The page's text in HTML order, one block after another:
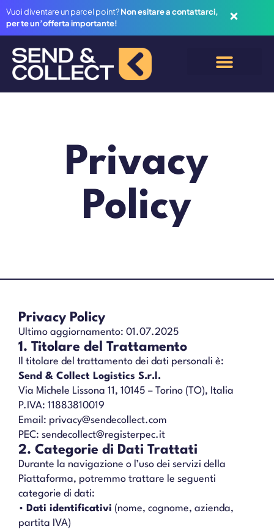
Vuoi diventare un parcel point?Non esitare a contattarci,
per te un’offerta importante!
Privacy
Policy
Privacy Policy
Ultimo aggiornamento: 01.07.2025
1. Titolare del Trattamento
Il titolare del trattamento dei dati personali è:
Send & Collect Logistics S.r.l.
Via Michele Lissona 11, 10145 – Torino (TO), Italia
P.IVA: 11883810019
Email: privacy@sendecollect.com
PEC: sendecollect@registerpec.it
2. Categorie di Dati Trattati
Durante la navigazione o l’uso dei servizi della
Piattaforma, potremmo trattare le seguenti
categorie di dati:
• Dati identificativi (nome, cognome, azienda,
partita IVA)